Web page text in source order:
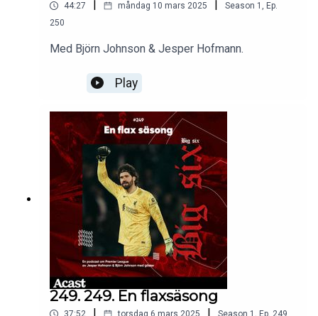
44:27 måndag 10 mars 2025 Season 1 , Ep.
250
Med Björn Johnson & Jesper Hofmann.
Play
249. 249. En flaxsäsong